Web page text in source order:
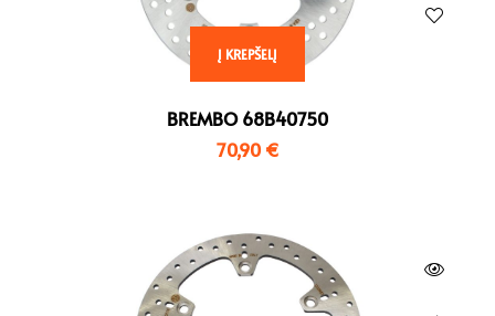
Į KREPŠELĮ
BREMBO 68B40750
70,90 €